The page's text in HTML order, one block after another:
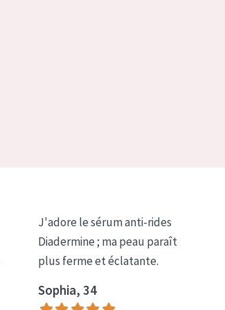
J'adore le sérum anti-rides
Diadermine ; ma peau paraît
plus ferme et éclatante.
Sophia, 34